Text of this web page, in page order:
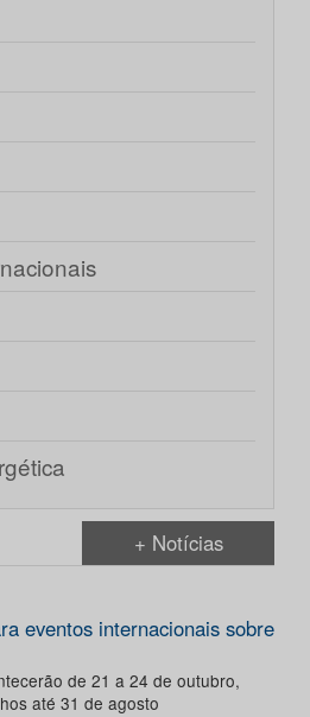
+ Notícias
eventos internacionais sobre
de 21 a 24 de outubro,
até 31 de agosto